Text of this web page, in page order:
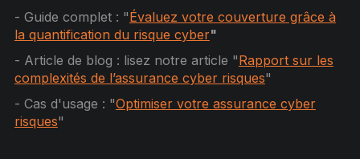
- Guide complet : "Évaluez votre couverture grâce à
la quantification du risque cyber"
- Article de blog : lisez notre article "Rapport sur les
complexités de l’assurance cyber risques"
- Cas d'usage : "Optimiser votre assurance cyber
risques"